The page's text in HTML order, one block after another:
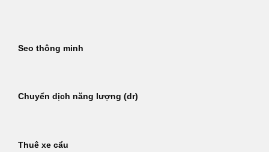
dungSeo thông minh
Chuyển dịch năng lượng (dr)
Thuê xe cẩu